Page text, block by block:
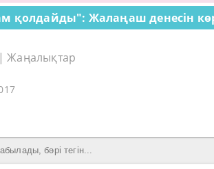
қолдайды": Жалаңаш денесін
|Жаңалықтар